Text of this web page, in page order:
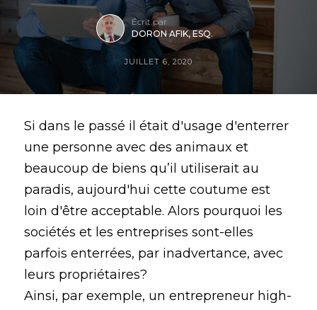
Écrit par
DORON AFIK, ESQ.
JUILLET 6, 2020
Si dans le passé il était d'usage d'enterrer
une personne avec des animaux et
beaucoup de biens qu’il utiliserait au
paradis, aujourd'hui cette coutume est
loin d'être acceptable. Alors pourquoi les
sociétés et les entreprises sont-elles
parfois enterrées, par inadvertance, avec
leurs propriétaires?
Ainsi, par exemple, un entrepreneur high-